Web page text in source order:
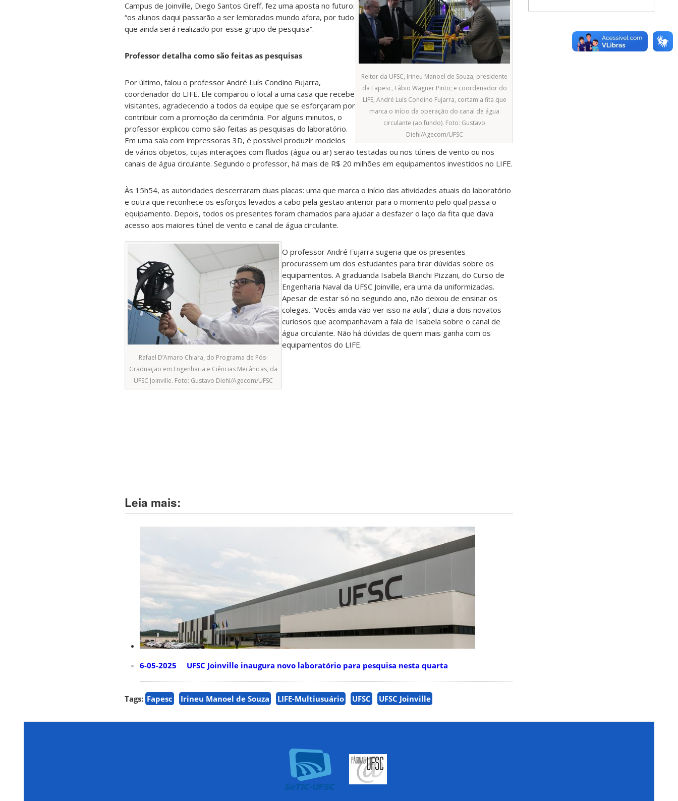
Reitor da UFSC, Irineu Manoel de Souza; presidente
da Fapesc, Fábio Wagner Pinto; e coordenador do
LIFE, André Luís Condino Fujarra, cortam a fita que
marca o início da operação do canal de água
circulante (ao fundo). Foto: Gustavo
Diehl/Agecom/UFSC
Campus de Joinville, Diego Santos Greff, fez uma aposta no futuro:
“os alunos daqui passarão a ser lembrados mundo afora, por tudo
que ainda será realizado por esse grupo de pesquisa”.
Professor detalha como são feitas as pesquisas
Por último, falou o professor André Luís Condino Fujarra,
coordenador do LIFE. Ele comparou o local a uma casa que recebe
visitantes, agradecendo a todos da equipe que se esforçaram por
contribuir com a promoção da cerimônia. Por alguns minutos, o
professor explicou como são feitas as pesquisas do laboratório.
Em uma sala com impressoras 3D, é possível produzir modelos
de vários objetos, cujas interações com fluidos (água ou ar) serão testadas ou nos túneis de vento ou nos
canais de água circulante. Segundo o professor, há mais de R$ 20 milhões em equipamentos investidos no LIFE.
Às 15h54, as autoridades descerraram duas placas: uma que marca o início das atividades atuais do laboratório
e outra que reconhece os esforços levados a cabo pela gestão anterior para o momento pelo qual passa o
equipamento. Depois, todos os presentes foram chamados para ajudar a desfazer o laço da fita que dava
acesso aos maiores túnel de vento e canal de água circulante.
Rafael D’Amaro Chiara, do Programa de Pós-
Graduação em Engenharia e Ciências Mecânicas, da
UFSC Joinville. Foto: Gustavo Diehl/Agecom/UFSC
O professor André Fujarra sugeria que os presentes
procurassem um dos estudantes para tirar dúvidas sobre os
equipamentos. A graduanda Isabela Bianchi Pizzani, do Curso de
Engenharia Naval da UFSC Joinville, era uma da uniformizadas.
Apesar de estar só no segundo ano, não deixou de ensinar os
colegas. “Vocês ainda vão ver isso na aula”, dizia a dois novatos
curiosos que acompanhavam a fala de Isabela sobre o canal de
água circulante. Não há dúvidas de quem mais ganha com os
equipamentos do LIFE.
Leia mais:
6-05-2025 UFSC Joinville inaugura novo laboratório para pesquisa nesta quarta
Tags: Fapesc Irineu Manoel de Souza LIFE-Multiusuário UFSC UFSC Joinville